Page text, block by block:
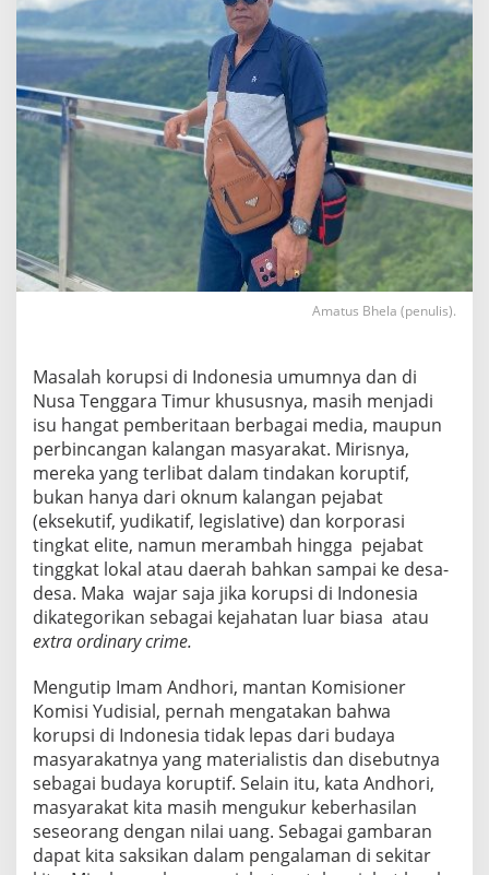
Amatus Bhela (penulis).
Masalah korupsi di Indonesia umumnya dan di
Nusa Tenggara Timur khususnya, masih menjadi
isu hangat pemberitaan berbagai media, maupun
perbincangan kalangan masyarakat. Mirisnya,
mereka yang terlibat dalam tindakan koruptif,
bukan hanya dari oknum kalangan pejabat
(eksekutif, yudikatif, legislative) dan korporasi
tingkat elite, namun merambah hingga pejabat
tinggkat lokal atau daerah bahkan sampai ke desa-
desa. Maka wajar saja jika korupsi di Indonesia
dikategorikan sebagai kejahatan luar biasa atau
extra ordinary crime.
Mengutip Imam Andhori, mantan Komisioner
Komisi Yudisial, pernah mengatakan bahwa
korupsi di Indonesia tidak lepas dari budaya
masyarakatnya yang materialistis dan disebutnya
sebagai budaya koruptif. Selain itu, kata Andhori,
masyarakat kita masih mengukur keberhasilan
seseorang dengan nilai uang. Sebagai gambaran
dapat kita saksikan dalam pengalaman di sekitar